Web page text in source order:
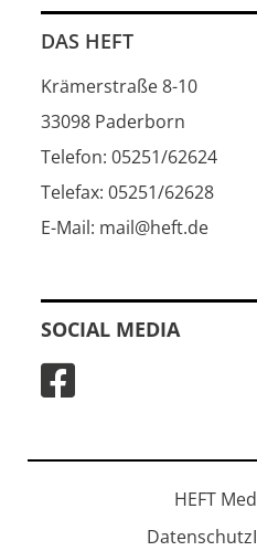
DAS HEFT
Krämerstraße 8-10
33098 Paderborn
Telefon: 05251/62624
Telefax: 05251/62628
E-Mail: mail@heft.de
SOCIAL MEDIA
HEFT
Datenschutz